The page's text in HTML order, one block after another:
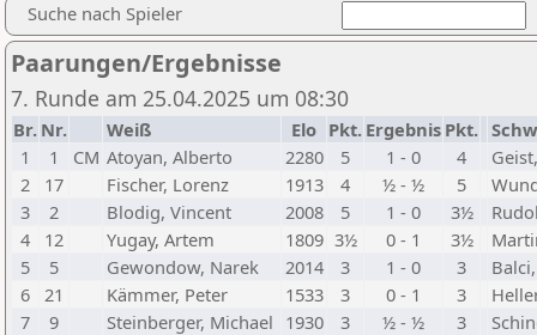
Suche nach Spieler
Paarungen/Ergebnisse
7. Runde am 25.04.2025 um 08:30
Br. Nr. Weiß Elo Pkt. Ergebnis Pkt.
1
1 CM Atoyan, Alberto 2280 5 1 - 0 4
2
17 Fischer, Lorenz 1913 4 ½ - ½ 5
3
2 Blodig, Vincent 2008 5 1 - 0 3½
4
12 Yugay, Artem 1809 3½ 0 - 1 3½
5
5 Gewondow, Narek 2014 3 1 - 0 3
6
21 Kämmer, Peter 1533 3 0 - 1 3
7
9 Steinberger, Michael 1930 3 ½ - ½ 3